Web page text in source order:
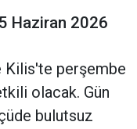
Haziran 2026
perşembe
olacak. Gün
bulutsuz